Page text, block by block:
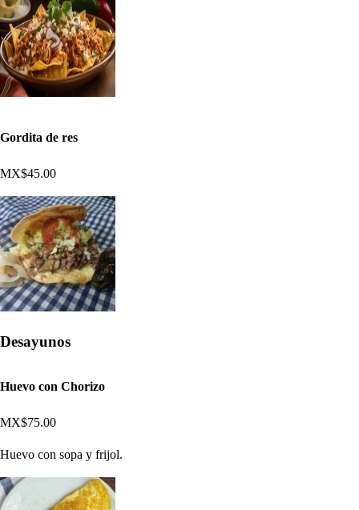
Gordita de res
MX$45.00
Desayunos
Huevo con Chorizo
MX$75.00
Huevo con sopa y frijol.